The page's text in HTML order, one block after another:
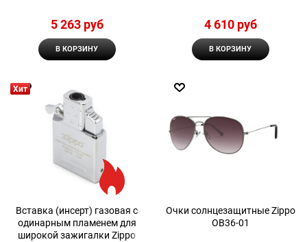
5 263 руб
В КОРЗИНУ
4 610 руб
В КОРЗИНУ
Хит
Вставка (инсерт) газовая с
одинарным пламенем для
широкой зажигалки Zippo
Очки солнцезащитные Zippo
OB36-01